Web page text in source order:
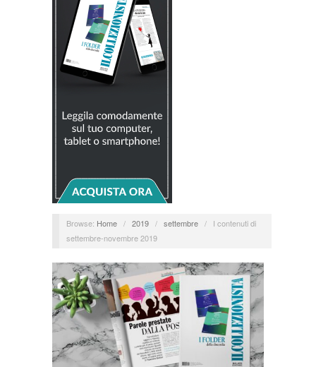
Browse: Home / 2019 / settembre /
I contenuti di
settembre-novembre 2019